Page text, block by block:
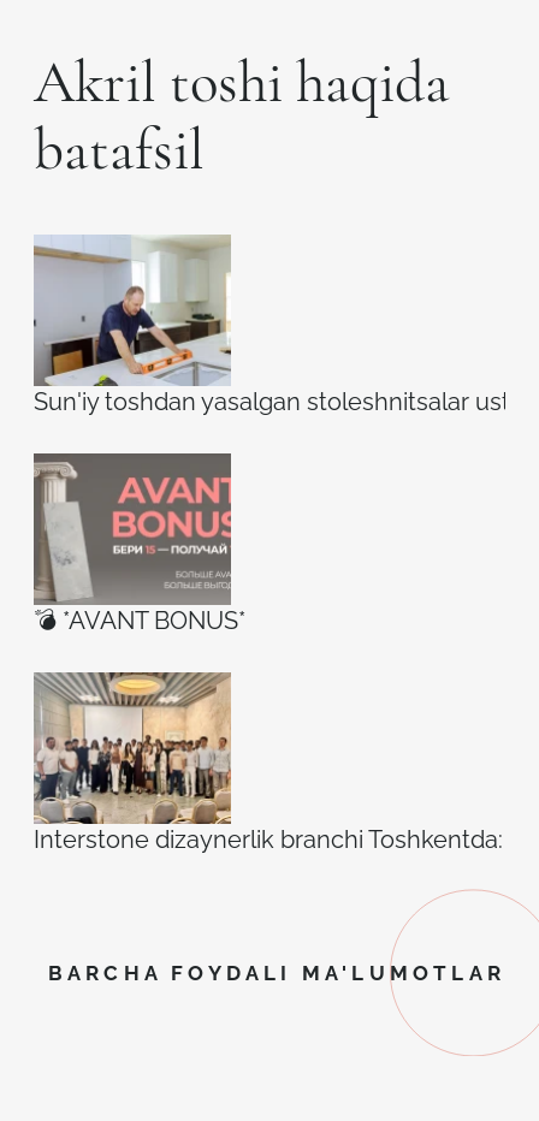
Akril toshi haqida
batafsil
Sun'iy toshdan yasalgan stoleshnitsalar
💣 *AVANT BONUS*
Interstone dizaynerlik branchi Toshkentda:
BARCHA FOYDALI MA'LUMOTLAR